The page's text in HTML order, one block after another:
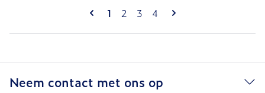
Pagina's
U lees momenteel pagina
1 Pagina
2 Pagina
3 Pagina
4
Neem contact met ons op